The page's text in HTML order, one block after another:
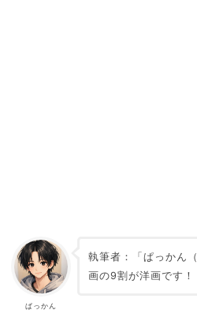
ぱっかん
執筆者：「ぱっかん（
画の9割が洋画です！